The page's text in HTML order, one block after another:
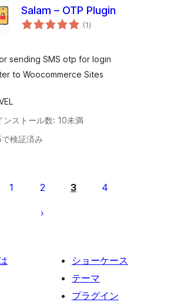
Salam – OTP Plugin
(1個
の)
sending SMS otp for login
to Woocommerce Sites
ンストール数: 10未満
検証済み
1 2 3 4
ショーケース
テーマ
プラグイン